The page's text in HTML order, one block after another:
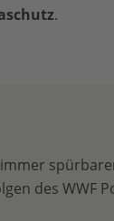
.
des WWF